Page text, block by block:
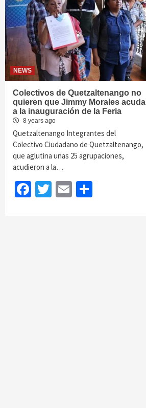
NEWS
Colectivos de Quetzaltenango no
quieren que Jimmy Morales acuda
a la inauguración de la Feria
8 years ago
Quetzaltenango Integrantes del
Colectivo Ciudadano de Quetzaltenango,
que aglutina unas 25 agrupaciones,
acudieron a la…
Facebook
Twitter
Email